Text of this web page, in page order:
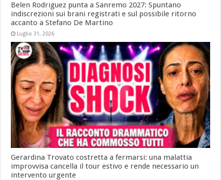
Belen Rodriguez punta a Sanremo 2027: Spuntano
indiscrezioni sui brani registrati e sul possibile ritorno
accanto a Stefano De Martino
Luglio 31, 2026
Gerardina Trovato costretta a fermarsi: una malattia
improvvisa cancella il tour estivo e rende necessario un
intervento urgente